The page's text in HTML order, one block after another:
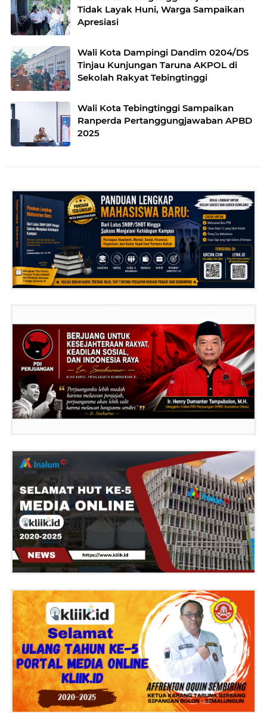
Tidak Layak Huni, Warga Sampaikan
Apresiasi
Wali Kota Dampingi Dandim 0204/DS
Tinjau Kunjungan Taruna AKPOL di
Sekolah Rakyat Tebingtinggi
Wali Kota Tebingtinggi Sampaikan
Ranperda Pertanggungjawaban APBD
2025